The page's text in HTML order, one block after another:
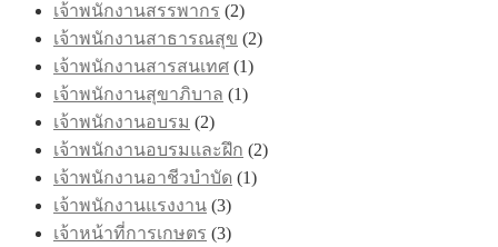
เจ้าพนักงานสรรพากร (2)
เจ้าพนักงานสาธารณสุข (2)
เจ้าพนักงานสารสนเทศ (1)
เจ้าพนักงานสุขาภิบาล (1)
เจ้าพนักงานอบรม (2)
เจ้าพนักงานอบรมและฝึก (2)
เจ้าพนักงานอาชีวบำบัด (1)
เจ้าพนักงานแรงงาน (3)
เจ้าหน้าที่การเกษตร (3)